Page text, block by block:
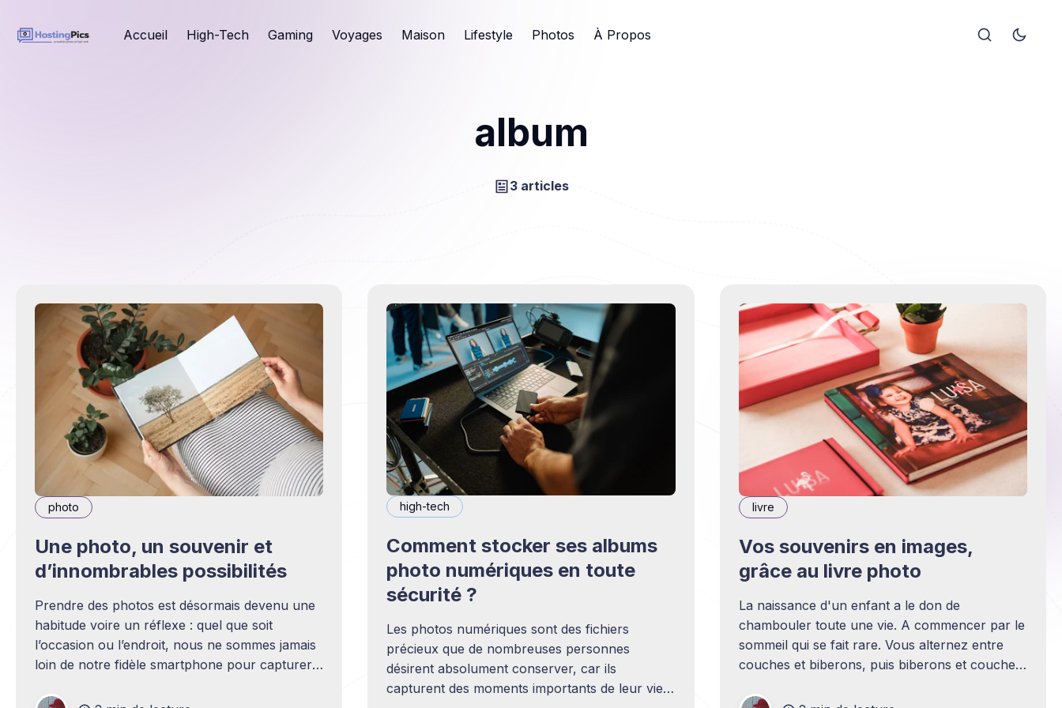
Accueil High-Tech Gaming Voyages Maison Lifestyle Photos À Propos
album
3 articles
photo
Une photo, un souvenir et
d’innombrables possibilités
Prendre des photos est désormais devenu une
habitude voire un réflexe : quel que soit
l’occasion ou l’endroit, nous ne sommes jamais
loin de notre fidèle smartphone pour capturer
d'immortaliser ces événements, les sublimer et
high-tech
Comment stocker ses albums
photo numériques en toute
sécurité ?
Les photos numériques sont des fichiers
précieux que de nombreuses personnes
désirent absolument conserver, car ils
capturent des moments importants de leur vie.
livre
Vos souvenirs en images,
grâce au livre photo
La naissance d'un enfant a le don de
chambouler toute une vie. A commencer par le
sommeil qui se fait rare. Vous alternez entre
couches et biberons, puis biberons et couches.
parents, les doutes quand bébé pleure